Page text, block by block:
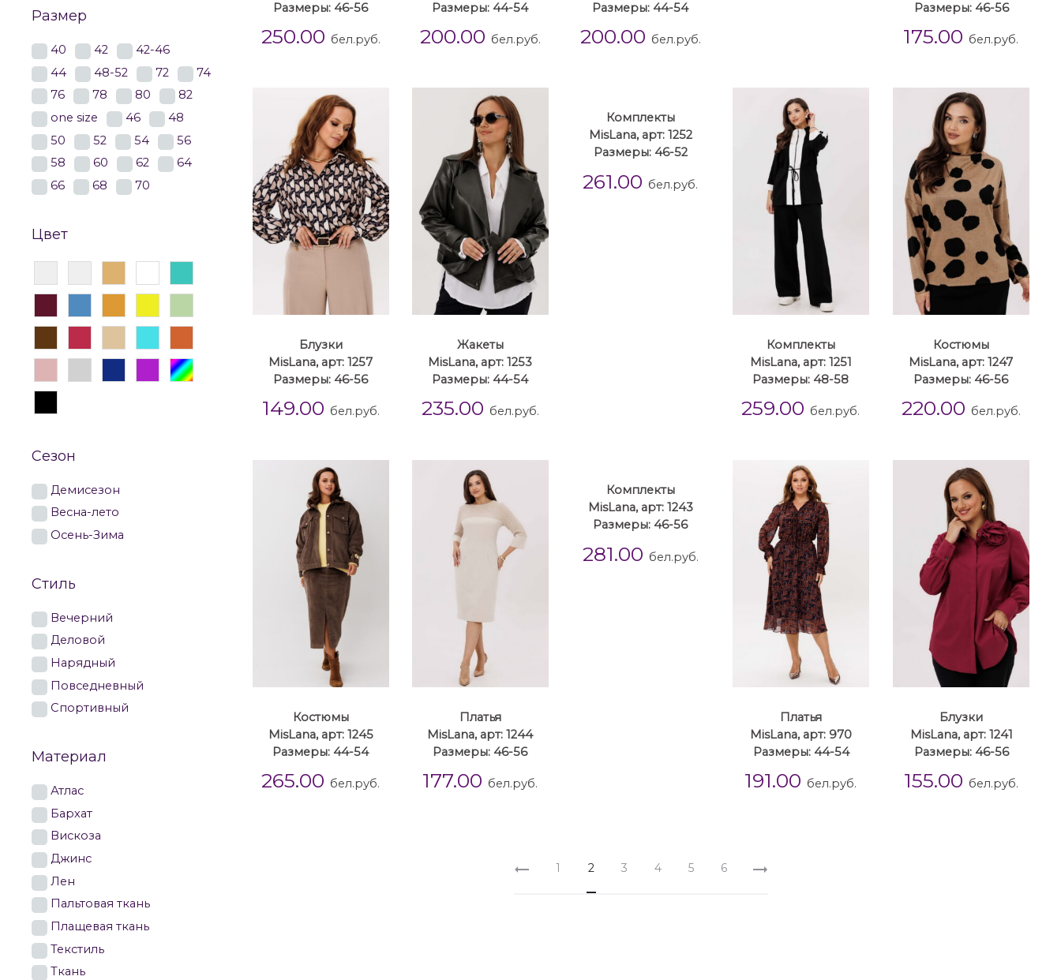
Размеры: 46-56
250.00 бел.руб.
Размеры: 44-54
200.00 бел.руб.
Размеры: 44-54
200.00 бел.руб.
Размеры: 46-56
175.00 бел.руб.
Блузки
MisLana, арт: 1257
Размеры: 46-56
149.00 бел.руб.
Жакеты
MisLana, арт: 1253
Размеры: 44-54
235.00 бел.руб.
Комплекты
MisLana, арт: 1252
Размеры: 46-52
261.00 бел.руб.
Комплекты
MisLana, арт: 1251
Размеры: 48-58
259.00 бел.руб.
Костюмы
MisLana, арт: 1247
Размеры: 46-56
220.00 бел.руб.
Костюмы
MisLana, арт: 1245
Размеры: 44-54
265.00 бел.руб.
Платья
MisLana, арт: 1244
Размеры: 46-56
177.00 бел.руб.
Комплекты
MisLana, арт: 1243
Размеры: 46-56
281.00 бел.руб.
Платья
MisLana, арт: 970
Размеры: 44-54
191.00 бел.руб.
Блузки
MisLana, арт: 1241
Размеры: 46-56
155.00 бел.руб.
1 2 3 4 5 6
Размер
40 42
42-46
44
48-52 72
74
76
78 80
82
one size
46
48
50
52 54
56
58
60 62
64
66
68 70
Цвет
Сезон
Демисезон
Весна-лето
Осень-Зима
Стиль
Вечерний
Деловой
Нарядный
Повседневный
Спортивный
Материал
Атлас
Бархат
Вискоза
Джинс
Лен
Пальтовая ткань
Плащевая ткань
Текстиль
Ткань